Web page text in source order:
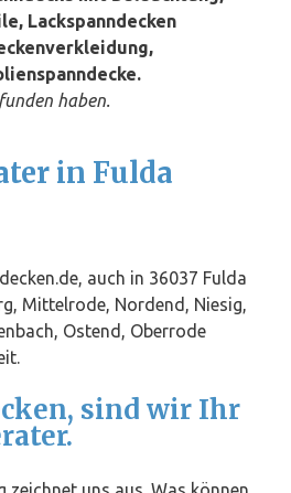
Lackspanndecken
haben.
in Fulda
auch in 36037 Fulda
Mittelrode, Nordend, Niesig,
Ostend, Oberrode
sind wir Ihr